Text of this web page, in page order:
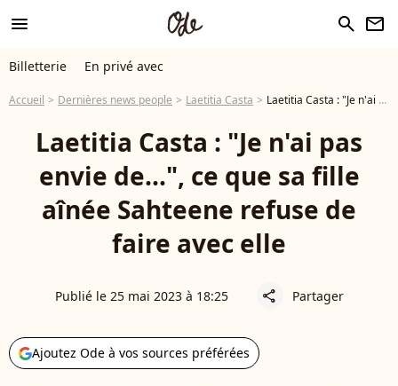
menu search newsletter
Billetterie En privé avec
Accueil Dernières news people Laetitia Casta Laetitia Casta : "Je n'ai pas envie de...", ce que sa fille aînée Sahteene refuse de faire avec elle
Laetitia Casta : "Je n'ai pas
envie de...", ce que sa fille
aînée Sahteene refuse de
faire avec elle
Publié le 25 mai 2023 à 18:25 share Partager
Ajoutez Ode à vos sources préférées